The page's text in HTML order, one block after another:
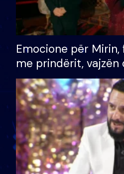
Emocione për
me prindërit, vajzën
bashkëshorten:
divorci apo jo?